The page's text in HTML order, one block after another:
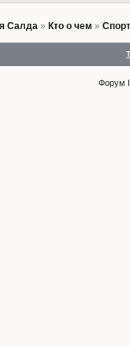
Салда» Кто о чем »
Форум